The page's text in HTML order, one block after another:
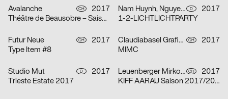
Avalanche CH
2017
Théâtre de Beausobre – Saison 2017/2018
Nam Huynh, Nguyen Duke D
2017
1-2-LICHTLICHTPARTY
Futur Neue CH
2017
Type Item #8
Claudiabasel Grafik & Interaktion, Kim Kichang, Kang Eunmi CH
2017
MIMC
Studio Mut D
2017
Trieste Estate 2017
Leuenberger Mirko, Lüthi David CH
2017
KIFF AARAU Saison 2017/2018